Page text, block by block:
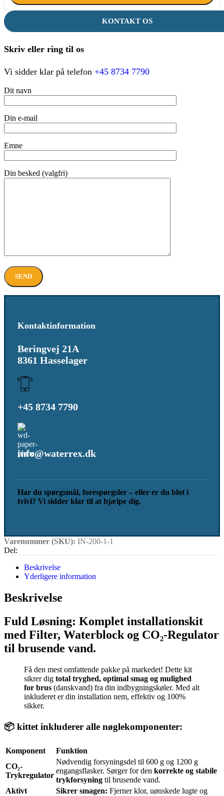
KONTAKT OS
Skriv eller ring til os
Vi sidder klar på telefon +45 8734 7790
Dit navn
Din e-mail
Emne
Din besked (valgfri)
Kontaktinformation
Beringvej 21A
8361 Hasselager
+45 8734 7790
info@waterrex.dk
Har du spørgsmål, forespørgsler – eller er du blot i
tvivl? Vi sidder klar til at hjælpe dig.
Varenummer (SKU): IN-200-1-1
Del:
Beskrivelse
Yderligere information
Beskrivelse
Fuld Løsning: Komplet installationskit
med Filter, Waterblock og CO₂-Regulator
til brusende vand.
Få den mest omfattende pakke på markedet! Dette kit
sikrer dig total tryghed, optimal smag og mulighed
for brus (danskvand) fra din indbygningskøler. Med alt
inkluderet er din installation nem, effektiv og 100%
sikker.
📦 kittet inkluderer alle nøglekomponenter:
Komponent
Funktion
CO₂-
Trykregulator
Nødvendig forsyningsdel til 600 g og 1200 g
engangsflasker. Sørger for den korrekte og stabile
trykforsyning til brusende vand.
Aktivt
Sikrer smagen: Fjerner klor, uønskede lugte og